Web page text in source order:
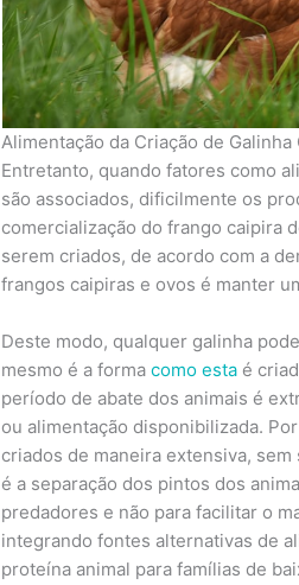
Alimentação da Criação de Galinha
Entretanto, quando fatores como
são associados, dificilmente os
comercialização do frango caipira
serem criados, de acordo com a
frangos caipiras e ovos é manter
Deste modo, qualquer galinha
mesmo é a formacomo esta é
período de abate dos animais é
ou alimentação disponibilizada.
criados de maneira extensiva,
é a separação dos pintos dos
predadores e não para facilitar o
integrando fontes alternativas de
proteína animal para famílias de